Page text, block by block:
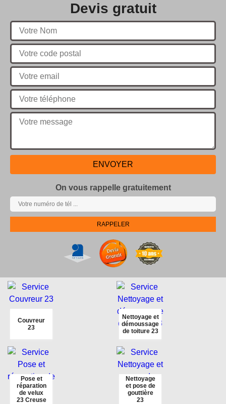
Devis gratuit
On vous rappelle gratuitement
Couvreur
23
Nettoyage et
démoussage
de toiture 23
Pose et
réparation
de velux
23 Creuse
Nettoyage
et pose de
gouttière
23